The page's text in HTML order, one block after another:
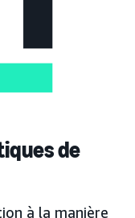
de
à la manière